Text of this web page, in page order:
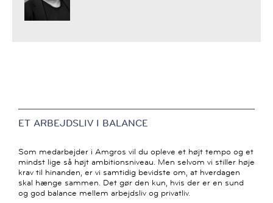
ET ARBEJDSLIV I BALANCE
Som medarbejder i Amgros vil du opleve et højt tempo og et
mindst lige så højt ambitionsniveau. Men selvom vi stiller høje
krav til hinanden, er vi samtidig bevidste om, at hverdagen
skal hænge sammen. Det gør den kun, hvis der er en sund
og god balance mellem arbejdsliv og privatliv.